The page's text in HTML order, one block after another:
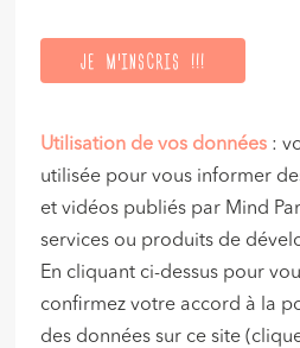
Utilisation de vos données :
utilisée pour vous informer
et vidéos publiés par Mind
services ou produits de
En cliquant ci-dessus pour
confirmez votre accord à la
des données sur ce site